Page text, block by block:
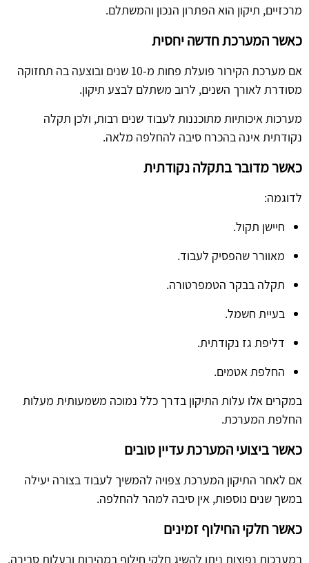
מרכזיים, תיקון הוא הפתרון הנכון והמשתלם.
כאשר המערכת חדשה יחסית
אם מערכת הקירור פועלת פחות מ-10 שנים ובוצעה בה תחזוקה
מסודרת לאורך השנים, לרוב משתלם לבצע תיקון.
מערכות איכותיות מתוכננות לעבוד שנים רבות, ולכן תקלה
נקודתית אינה בהכרח סיבה להחלפה מלאה.
כאשר מדובר בתקלה נקודתית
לדוגמה:
חיישן תקול.
מאוורר שהפסיק לעבוד.
תקלה בבקר הטמפרטורה.
בעיית חשמל.
דליפת גז נקודתית.
החלפת אטמים.
במקרים אלו עלות התיקון בדרך כלל נמוכה משמעותית מעלות
החלפת המערכת.
כאשר ביצועי המערכת עדיין טובים
אם לאחר התיקון המערכת צפויה להמשיך לעבוד בצורה יעילה
במשך שנים נוספות, אין סיבה למהר להחלפה.
כאשר חלקי החילוף זמינים
במערכות נפוצות ניתן להשיג חלקי חילוף במהירות ובעלות סבירה,